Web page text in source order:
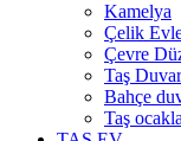
Kamelya
Çelik
Çevre
Taş Duvar
Bahçe
Taş